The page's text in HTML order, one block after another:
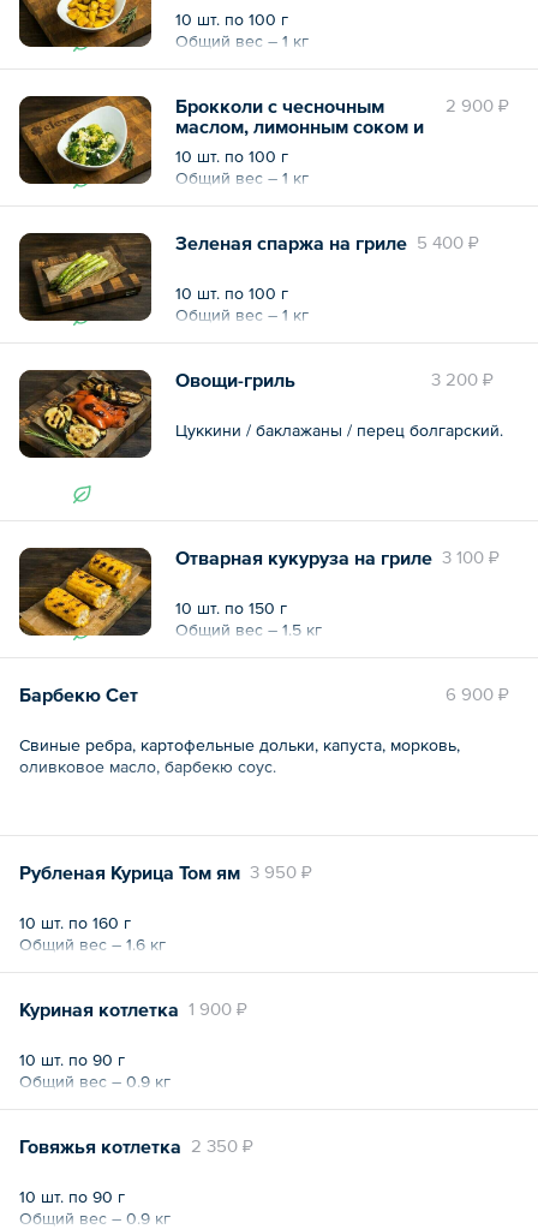
10 шт. по 100 г
Общий вес – 1 кг
2 900 ₽
Брокколи с чесночным
маслом, лимонным соком и
лепестками миндаля
10 шт. по 100 г
Общий вес – 1 кг
5 400 ₽
Зеленая спаржа на гриле
10 шт. по 100 г
Общий вес – 1 кг
3 200 ₽
Овощи-гриль
Цуккини / баклажаны / перец болгарский.
10 шт. по 150 г
3 100 ₽
Отварная кукуруза на гриле
10 шт. по 150 г
Общий вес – 1.5 кг
6 900 ₽
Барбекю Сет
Свиные ребра, картофельные дольки, капуста, морковь,
оливковое масло, барбекю соус.
Общий вес – 2.2 кг
3 950 ₽
Рубленая Курица Том ям
10 шт. по 160 г
Общий вес – 1.6 кг
1 900 ₽
Куриная котлетка
10 шт. по 90 г
Общий вес – 0.9 кг
2 350 ₽
Говяжья котлетка
10 шт. по 90 г
Общий вес – 0.9 кг